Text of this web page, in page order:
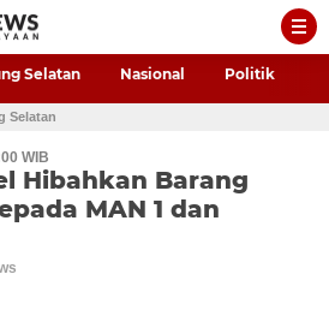
-->
Selatan Nasional Politik
Selatan
WIB
Hibahkan Barang
MAN 1 dan